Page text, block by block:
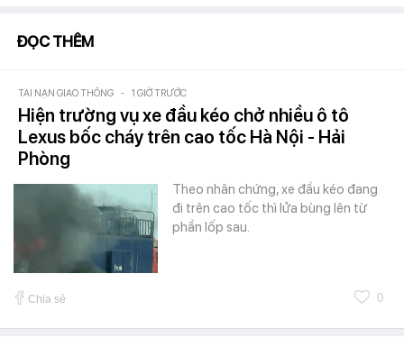
ĐỌC THÊM
TAI NẠN GIAO THÔNG - 1 GIỜ TRƯỚC
Hiện trường vụ xe đầu kéo chở nhiều ô tô
Lexus bốc cháy trên cao tốc Hà Nội - Hải
Phòng
Theo nhân chứng, xe đầu kéo đang
đi trên cao tốc thì lửa bùng lên từ
phần lốp sau.
Chia sẻ 0